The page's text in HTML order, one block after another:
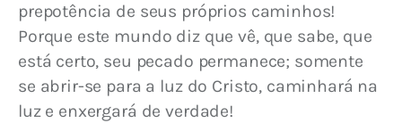
prepotência de seus próprios caminhos!
Porque este mundo diz que vê, que sabe, que
está certo, seu pecado permanece; somente
se abrir-se para a luz do Cristo, caminhará na
luz e enxergará de verdade!